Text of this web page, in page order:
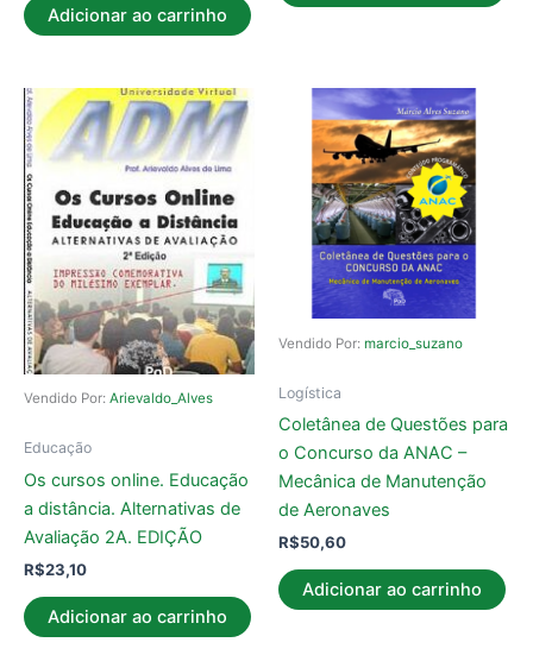
Adicionar ao carrinho
Vendido Por: Arievaldo_Alves
Educação
Os cursos online. Educação
a distância. Alternativas de
Avaliação 2A. EDIÇÃO
R$23,10
Adicionar ao carrinho
Vendido Por: marcio_suzano
Logística
Coletânea de Questões para
o Concurso da ANAC –
Mecânica de Manutenção
de Aeronaves
R$50,60
Adicionar ao carrinho